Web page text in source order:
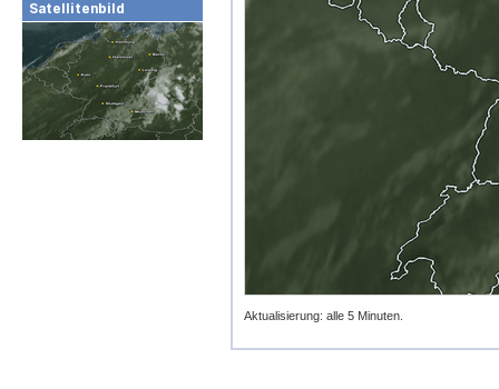
Satellitenbild
Aktualisierung: alle 5 Minuten.